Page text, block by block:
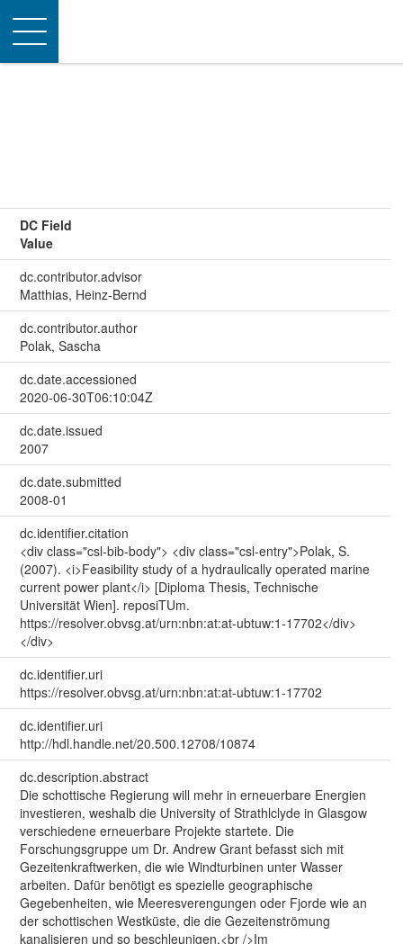
Toggle
navigation
DC Field
Value
dc.contributor.advisor
Matthias, Heinz-Bernd
dc.contributor.author
Polak, Sascha
dc.date.accessioned
2020-06-30T06:10:04Z
dc.date.issued
2007
dc.date.submitted
2008-01
dc.identifier.citation
<div class="csl-bib-body"> <div class="csl-entry">Polak, S.
(2007). <i>Feasibility study of a hydraulically operated marine
current power plant</i> [Diploma Thesis, Technische
Universität Wien]. reposiTUm.
https://resolver.obvsg.at/urn:nbn:at:at-ubtuw:1-17702</div>
</div>
dc.identifier.uri
https://resolver.obvsg.at/urn:nbn:at:at-ubtuw:1-17702
dc.identifier.uri
http://hdl.handle.net/20.500.12708/10874
dc.description.abstract
Die schottische Regierung will mehr in erneuerbare Energien
investieren, weshalb die University of Strathlclyde in Glasgow
verschiedene erneuerbare Projekte startete. Die
Forschungsgruppe um Dr. Andrew Grant befasst sich mit
Gezeitenkraftwerken, die wie Windturbinen unter Wasser
arbeiten. Dafür benötigt es spezielle geographische
Gegebenheiten, wie Meeresverengungen oder Fjorde wie an
der schottischen Westküste, die die Gezeitenströmung
kanalisieren und so beschleunigen.<br />Im